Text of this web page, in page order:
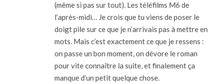
(même si pas sur tout). Les téléfilms M6 de
l’après-midi… Je crois que tu viens de poser le
doigt pile sur ce que je n’arrivais pas à mettre en
mots. Mais c’est exactement ce que je ressens :
on passe un bon moment, on dévore le roman
pour vite connaître la suite, et finalement ça
manque d’un petit quelque chose.